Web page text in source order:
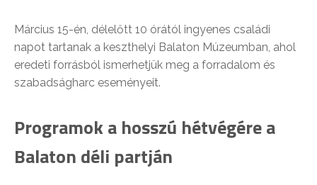
Március 15-én, délelőtt 10 órától ingyenes családi
napot tartanak a keszthelyi Balaton Múzeumban, ahol
eredeti forrásból ismerhetjük meg a forradalom és
szabadságharc eseményeit.
Programok a hosszú hétvégére a
Balaton déli partján